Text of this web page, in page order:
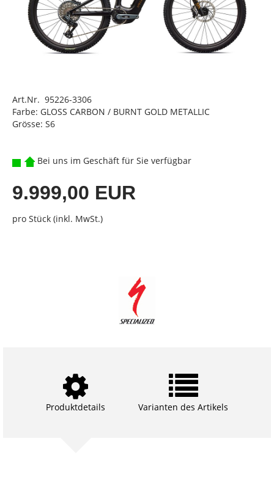
Art.Nr. 95226-3306
Farbe: GLOSS CARBON / BURNT GOLD METALLIC
Grösse: S6
Bei uns im Geschäft für Sie verfügbar
9.999,00 EUR
pro Stück (inkl. MwSt.)
Produktdetails Varianten des Artikels